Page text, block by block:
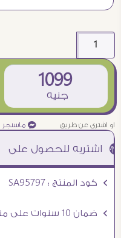
1099
جنيه
او اشترى عن طريق ¥ ماسنجر
2522
Ö كود المنتج : SA95797
Ö ضمان 10 سنوات على منتجاتنا